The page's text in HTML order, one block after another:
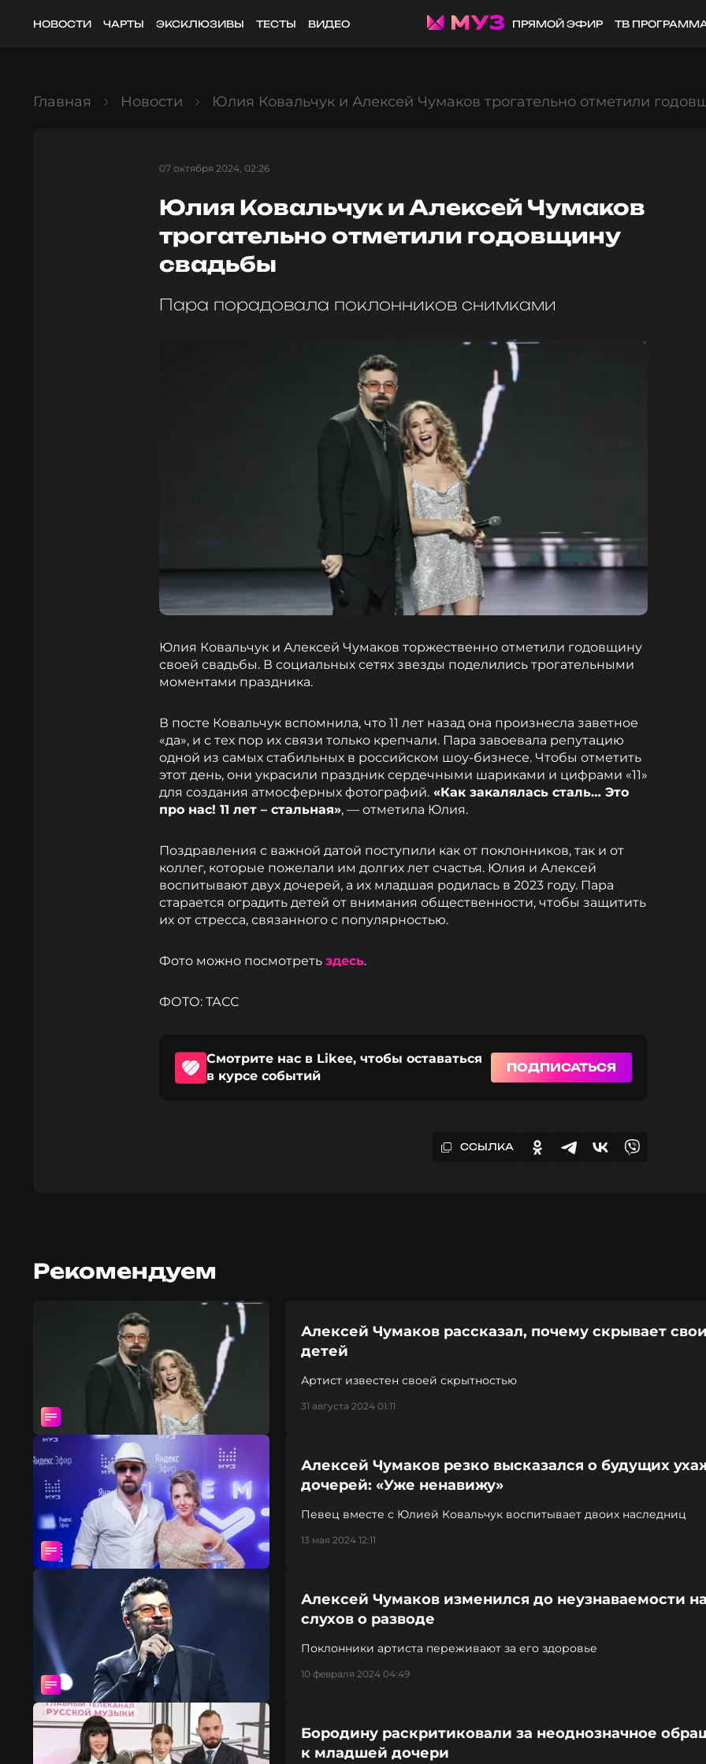
НОВОСТИ ЧАРТЫ ЭКСКЛЮЗИВЫ ТЕСТЫ ВИДЕО ПРЯМОЙ ЭФИР ТВ
Главная Новости Юлия Ковальчук и Алексей Чумаков трогательно отметили
07 октября 2024, 02:26
Юлия Ковальчук и Алексей Чумаков
трогательно отметили годовщину
свадьбы
Пара порадовала поклонников снимками
Юлия Ковальчук и Алексей Чумаков торжественно отметили годовщину
своей свадьбы. В социальных сетях звезды поделились трогательными
моментами праздника.
В посте Ковальчук вспомнила, что 11 лет назад она произнесла заветное
«да», и с тех пор их связи только крепчали. Пара завоевала репутацию
одной из самых стабильных в российском шоу-бизнесе. Чтобы отметить
этот день, они украсили праздник сердечными шариками и цифрами «11»
для создания атмосферных фотографий. «Как закалялась сталь… Это
про нас! 11 лет – стальная», — отметила Юлия.
Поздравления с важной датой поступили как от поклонников, так и от
коллег, которые пожелали им долгих лет счастья. Юлия и Алексей
воспитывают двух дочерей, а их младшая родилась в 2023 году. Пара
старается оградить детей от внимания общественности, чтобы защитить
их от стресса, связанного с популярностью.
Фото можно посмотреть здесь.
ФОТО: ТАСС
Смотрите нас в Likee, чтобы оставаться
в курсе событий
ПОДПИСАТЬСЯ
ССЫЛКА
Рекомендуем
Алексей Чумаков рассказал, почему скрывает
детей
Артист известен своей скрытностью
31 августа 2024 01:11
Алексей Чумаков резко высказался о будущих
дочерей: «Уже ненавижу»
Певец вместе с Юлией Ковальчук воспитывает двоих наследниц
13 мая 2024 12:11
Алексей Чумаков изменился до неузнаваемости
слухов о разводе
Поклонники артиста переживают за его здоровье
10 февраля 2024 04:49
Бородину раскритиковали за неоднозначное
к младшей дочери